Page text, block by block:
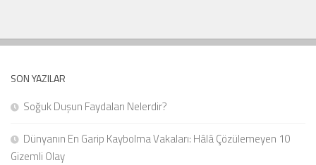
SON YAZILAR
Soğuk Duşun Faydaları Nelerdir?
Dünyanın En Garip Kaybolma Vakaları: Hâlâ Çözülemeyen 10
Gizemli Olay